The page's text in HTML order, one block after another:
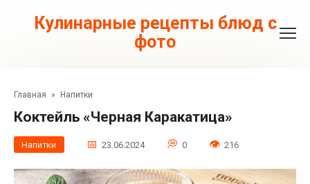
контентуКулинарные рецепты блюд с
фото
Главная » Напитки
Коктейль «Черная Каракатица»
Напитки 23.06.2024 0 216